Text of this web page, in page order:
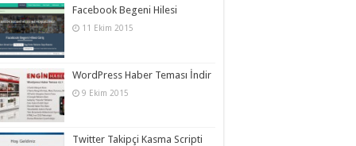
Facebook Begeni Hilesi
11 Ekim 2015
WordPress Haber Teması İndir
9 Ekim 2015
Twitter Takipçi Kasma Scripti